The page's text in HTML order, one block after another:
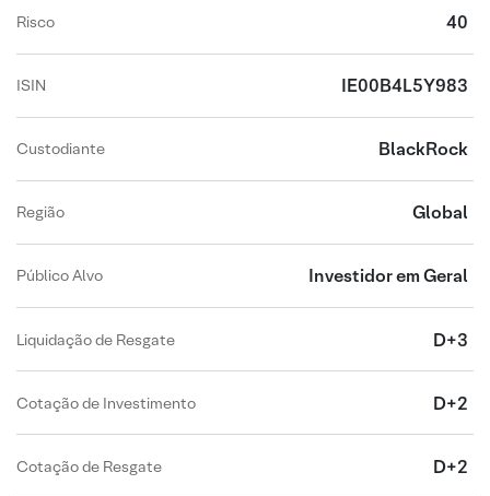
Risco 40
ISIN IE00B4L5Y983
Custodiante BlackRock
Região Global
Público Alvo Investidor em Geral
Liquidação de Resgate D+3
Cotação de Investimento D+2
Cotação de Resgate D+2